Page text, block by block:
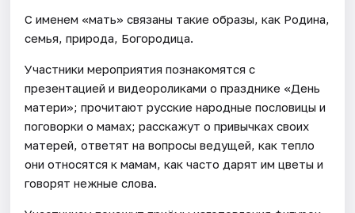
С именем «мать» связаны такие образы, как Родина,
семья, природа, Богородица.
Участники мероприятия познакомятся с
презентацией и видеороликами о празднике «День
матери»; прочитают русские народные пословицы и
поговорки о мамах; расскажут о привычках своих
матерей, ответят на вопросы ведущей, как тепло
они относятся к мамам, как часто дарят им цветы и
говорят нежные слова.